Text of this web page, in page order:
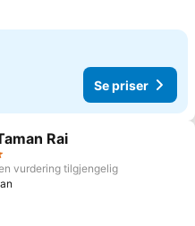
Se priser
til i favoritter
Rai
vurdering tilgjengelig